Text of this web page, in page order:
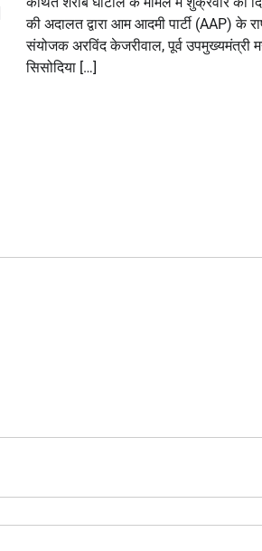
की अदालत द्वारा आम आदमी पार्टी (AAP) के
संयोजक अरविंद केजरीवाल, पूर्व उपमुख्यमंत्री
सिसोदिया […]